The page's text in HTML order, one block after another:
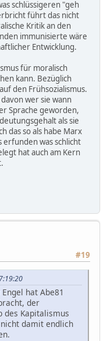
schlüssigeren "geh
führt das nicht
Kritik an den
immunisierte wäre
Entwicklung.
für moralisch
kann. Bezüglich
den Frühsozialismus.
wer sie wann
Sprache geworden,
als sie
das so als habe Marx
erfunden was schlicht
hat auch am Kern
#19
hat Abe81
der
des Kapitalismus
damit endlich